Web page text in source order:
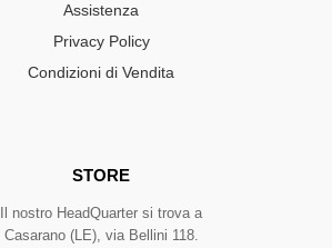
Assistenza
Privacy Policy
Condizioni di Vendita
STORE
Il nostro HeadQuarter si trova a
Casarano (LE), via Bellini 118.